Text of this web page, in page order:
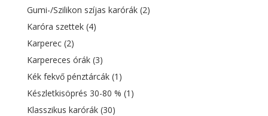
Gumi-/Szilikon szíjas karórák (2)
Karóra szettek (4)
Karperec (2)
Karpereces órák (3)
Kék fekvő pénztárcák (1)
Készletkisöprés 30-80 % (1)
Klasszikus karórák (30)